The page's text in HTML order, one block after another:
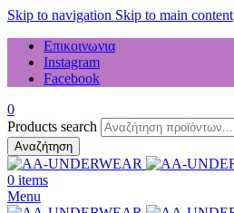
Skip to navigation Skip to main content
Επικοινωνια
Instagram
Facebook
0
Products search
Αναζήτηση
0 items
Menu